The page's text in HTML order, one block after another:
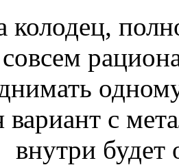
вариант с
внутри будет